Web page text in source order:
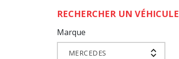
RECHERCHER UN VÉHICULE
Marque
MERCEDES